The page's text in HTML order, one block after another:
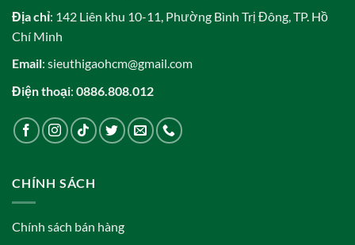
Địa chỉ: 142 Liên khu 10-11, Phường Bình Trị Đông, TP. Hồ
Chí Minh
Email: sieuthigaohcm@gmail.com
Điện thoại: 0886.808.012
CHÍNH SÁCH
Chính sách bán hàng